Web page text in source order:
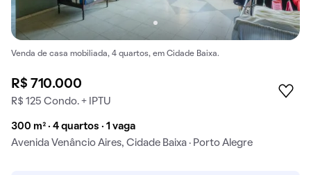
Venda de casa mobiliada, 4 quartos, em Cidade Baixa.
R$ 710.000
R$ 125 Condo. + IPTU
300 m² · 4 quartos · 1 vaga
Avenida Venâncio Aires, Cidade Baixa · Porto Alegre